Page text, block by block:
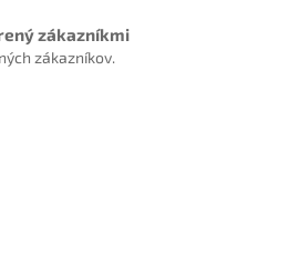
zákazníkmi
zákazníkov.